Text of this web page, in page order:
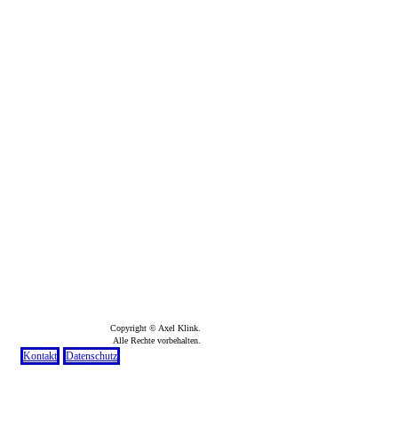
Copyright © Axel Klink.
Alle Rechte vorbehalten.
Kontakt Datenschutz